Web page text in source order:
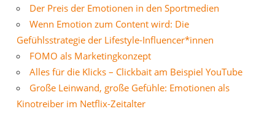
Der Preis der Emotionen in den Sportmedien
Wenn Emotion zum Content wird: Die
Gefühlsstrategie der Lifestyle-Influencer*innen
FOMO als Marketingkonzept
Alles für die Klicks – Clickbait am Beispiel YouTube
Große Leinwand, große Gefühle: Emotionen als
Kinotreiber im Netflix-Zeitalter